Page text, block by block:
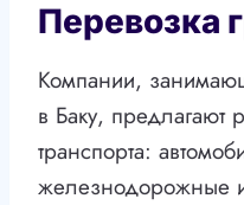
Перевозка
Компании,
в Баку, предлагают
транспорта:
железнодорожные